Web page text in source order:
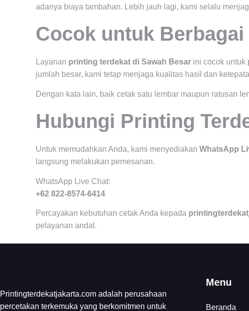
adanya biaya tambahan. Lebih jauh lagi, kami selalu
Cocok untuk
Layanan printing terdekat di Sawah Besar ini cocok untuk
jumlah besar, kami tetap menjaga kualitas hasil dan
Dengan kata lain, baik cetak satu lembar maupun ratusan
Hubungi Printing
Untuk memudahkan Anda, kami menyediakan WhatsApp
langsung melakukan pemesanan.
WhatsApp Live Chat:
+62 822-8574-6414
Percayakan kebutuhan cetak Anda kepada
pelayanan andal.
Printingterdekatjakarta.com adalah perusahaan
percetakan terkemuka yang berkomitmen untuk
Menu
Beranda